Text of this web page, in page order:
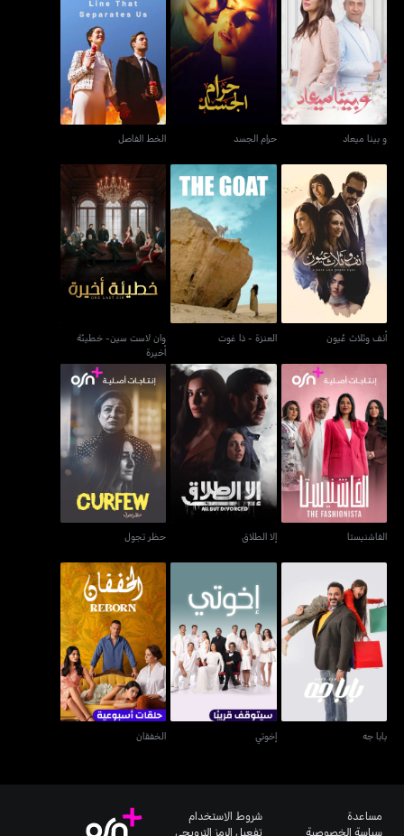
و بينا ميعاد
و بينا ميعاد
حرام الجسد
حرام الجسد
الخط الفاصل
الخط الفاصل
أنف وثلاث عُيون
أنف وثلاث عُيون
العنزة - ذا غوت
العنزة - ذا غوت
وان لاست سين- خطيئة
أخيرة
وان لاست سين- خطيئة
أخيرة
الفاشنيستا
الفاشنيستا
إلا الطلاق
إلا الطلاق
حظر تجول
حظر تجول
بابا جه
إخوتي
إخوتي
الخفقان
الخفقان
مساعدة
سياسة الخصوصية
شروط الاستخدام
تفعيل الرمز الترويجي